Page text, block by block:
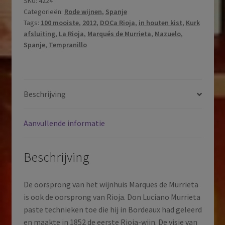
Ygay
|
Gran
Reserva
Rioja
La
Spanje
2012
aantal
Categorieën: Rode wijnen, Spanje
Tags: 100 mooiste, 2012, DOCa Rioja, in houten kist, Kurk
afsluiting, La Rioja, Marqués de Murrieta, Mazuelo,
Spanje, Tempranillo
Beschrijving
Aanvullende informatie
Beschrijving
De oorsprong van het wijnhuis Marques de Murrieta
is ook de oorsprong van Rioja. Don Luciano Murrieta
paste technieken toe die hij in Bordeaux had geleerd
en maakte in 1852 de eerste Rioja-wijn. De visie van